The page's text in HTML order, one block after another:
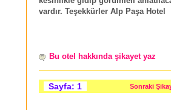
vardır. Teşekkürler Alp Paşa Hotel
Bu otel hakkında şikayet yaz
Sayfa: 1 Sonraki